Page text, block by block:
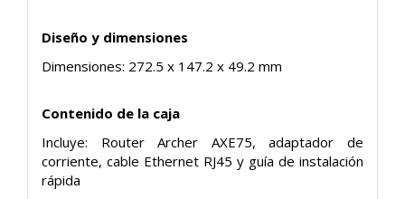
Diseño y dimensiones
Dimensiones: 272.5 x 147.2 x 49.2 mm
Contenido de la caja
Incluye: Router Archer AXE75, adaptador de
corriente, cable Ethernet RJ45 y guía de instalación
rápida